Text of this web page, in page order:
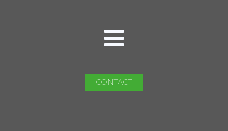
CONTACT